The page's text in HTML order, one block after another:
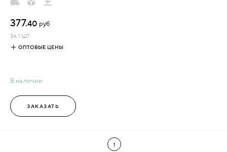
В наличии
377.40 руб
ЗА 1 ШТ.
ОПТОВЫЕ ЦЕНЫ
ЗАКАЗАТЬ
1